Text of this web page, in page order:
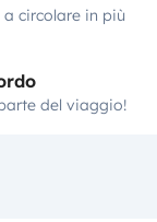
circolare in più
del viaggio!